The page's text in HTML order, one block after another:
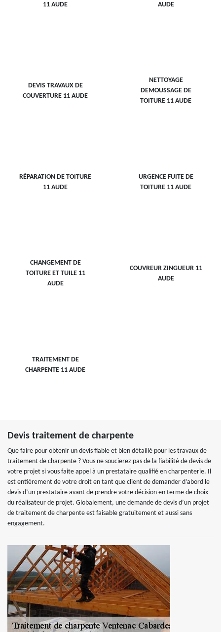
11 AUDE
AUDE
DEVIS TRAVAUX DE
COUVERTURE 11 AUDE
NETTOYAGE
DEMOUSSAGE DE
TOITURE 11 AUDE
RÉPARATION DE TOITURE
11 AUDE
URGENCE FUITE DE
TOITURE 11 AUDE
CHANGEMENT DE
TOITURE ET TUILE 11
AUDE
COUVREUR ZINGUEUR 11
AUDE
TRAITEMENT DE
CHARPENTE 11 AUDE
Devis traitement de charpente
Que faire pour obtenir un devis fiable et bien détaillé pour les travaux de
traitement de charpente ? Vous ne soucierez pas de la fiabilité de devis de
votre projet si vous faite appel à un prestataire qualifié en charpenterie. Il
est entièrement de votre droit en tant que client de demander d’abord le
devis d’un prestataire avant de prendre votre décision en terme de choix
du réalisateur de projet. Globalement, une demande de devis d’un projet
de traitement de charpente est faisable gratuitement et aussi sans
engagement.